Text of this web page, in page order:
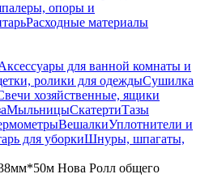
опоры и
Расходные материалы
для ванной комнаты и
ролики для одеждыСушилка
хозяйственные, ящики
МыльницыСкатертиТазы
ВешалкиУплотнители и
для уборкиШнуры, шпагаты,
Нова Ролл общего